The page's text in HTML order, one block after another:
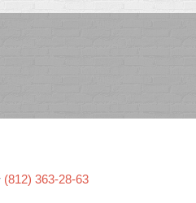
(812) 363-28-63